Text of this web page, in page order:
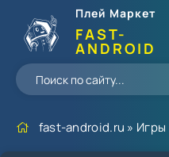
Плей Маркет
FAST-
ANDROID
fast-android.ru » Игры